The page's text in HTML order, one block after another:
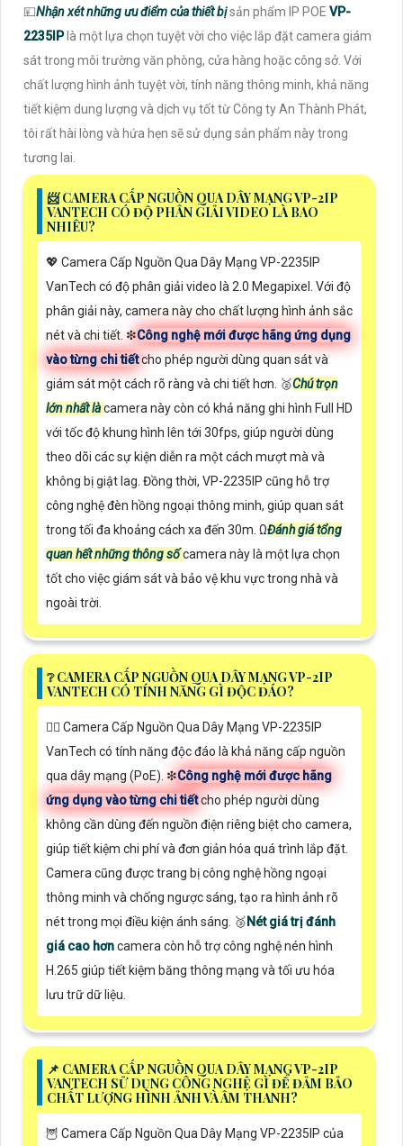
💴Nhận xét những ưu điểm của thiết bịsản phẩm IP POE VP-
2235IP là một lựa chọn tuyệt vời cho việc lắp đặt camera giám
sát trong môi trường văn phòng, cửa hàng hoặc công sở. Với
chất lượng hình ảnh tuyệt vời, tính năng thông minh, khả năng
tiết kiệm dung lượng và dịch vụ tốt từ Công ty An Thành Phát,
tôi rất hài lòng và hứa hẹn sẽ sử dụng sản phẩm này trong
tương lai.
📨 CAMERA CẤP NGUỒN QUA DÂY MẠNG VP-2IP
VANTECH CÓ ĐỘ PHÂN GIẢI VIDEO LÀ BAO
NHIÊU?
💖 Camera Cấp Nguồn Qua Dây Mạng VP-2235IP
VanTech có độ phân giải video là 2.0 Megapixel. Với độ
phân giải này, camera này cho chất lượng hình ảnh sắc
nét và chi tiết. ❇Công nghệ mới được hãng ứng dụng
vào từng chi tiếtcho phép người dùng quan sát và
giám sát một cách rõ ràng và chi tiết hơn. ️🥈Chú trọn
lớn nhất làcamera này còn có khả năng ghi hình Full HD
với tốc độ khung hình lên tới 30fps, giúp người dùng
theo dõi các sự kiện diễn ra một cách mượt mà và
không bị giật lag. Đồng thời, VP-2235IP cũng hỗ trợ
công nghệ đèn hồng ngoại thông minh, giúp quan sát
trong tối đa khoảng cách xa đến 30m. ΩĐánh giá tổng
quan hết những thông sốcamera này là một lựa chọn
tốt cho việc giám sát và bảo vệ khu vực trong nhà và
ngoài trời.
❔ CAMERA CẤP NGUỒN QUA DÂY MẠNG VP-2IP
VANTECH CÓ TÍNH NĂNG GÌ ĐỘC ĐÁO?
🙆‍♀️ Camera Cấp Nguồn Qua Dây Mạng VP-2235IP
VanTech có tính năng độc đáo là khả năng cấp nguồn
qua dây mạng (PoE). ❇Công nghệ mới được hãng
ứng dụng vào từng chi tiếtcho phép người dùng
không cần dùng đến nguồn điện riêng biệt cho camera,
giúp tiết kiệm chi phí và đơn giản hóa quá trình lắp đặt.
Camera cũng được trang bị công nghệ hồng ngoại
thông minh và chống ngược sáng, tạo ra hình ảnh rõ
nét trong mọi điều kiện ánh sáng. 🥉 Nét giá trị đánh
giá cao hơncamera còn hỗ trợ công nghệ nén hình
H.265 giúp tiết kiệm băng thông mạng và tối ưu hóa
lưu trữ dữ liệu.
📌 CAMERA CẤP NGUỒN QUA DÂY MẠNG VP-2IP
VANTECH SỬ DỤNG CÔNG NGHỆ GÌ ĐỂ ĐẢM BẢO
CHẤT LƯỢNG HÌNH ẢNH VÀ ÂM THANH?
🦉 Camera Cấp Nguồn Qua Dây Mạng VP-2235IP của